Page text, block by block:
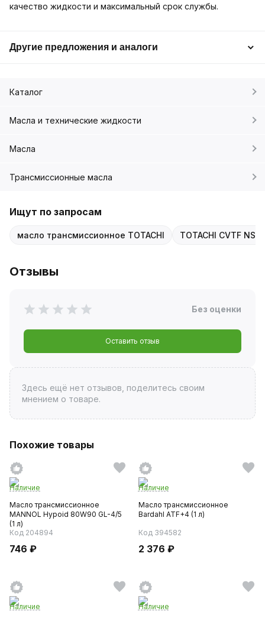
качество жидкости и максимальный срок службы.
Другие предложения и аналоги
Каталог
Масла и технические жидкости
Масла
Трансмиссионные масла
Ищут по запросам
масло трансмиссионное TOTACHI TOTACHI CVTF NS-3
Отзывы
Без оценки
Оставить отзыв
Здесь ещё нет отзывов, поделитесь своим
мнением о товаре.
Похожие товары
Наличие
Масло трансмиссионное
MANNOL Hypoid 80W90 GL-4/5
(1 л)
Код 204894
746 ₽
Наличие
Масло трансмиссионное
Bardahl ATF+4 (1 л)
Код 394582
2 376 ₽
Наличие
Наличие